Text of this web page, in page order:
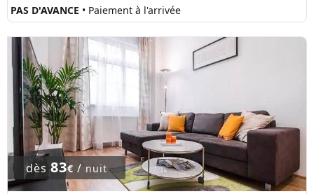
PAS D'AVANCE • Paiement à l'arrivée
dès 83€ / nuit